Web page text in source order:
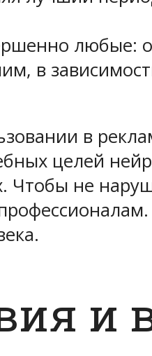
любые:
в
в
целей
Чтобы не
и